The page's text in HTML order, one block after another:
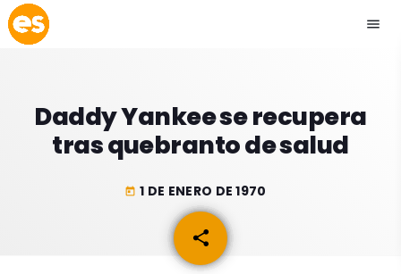
menu
play_arrow EMISIÓN LA PAZ
Daddy Yankee se recupera
tras quebranto de salud
today 1 DE ENERO DE 1970
share
email